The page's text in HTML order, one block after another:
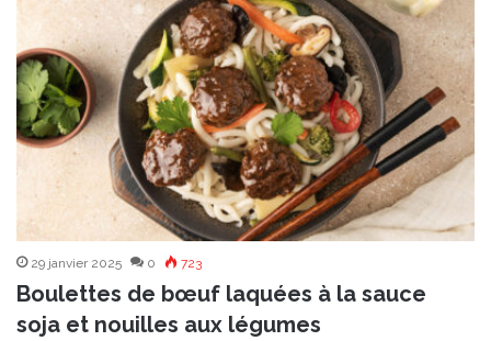
29 janvier 2025 0 723
Boulettes de bœuf laquées à la sauce
soja et nouilles aux légumes